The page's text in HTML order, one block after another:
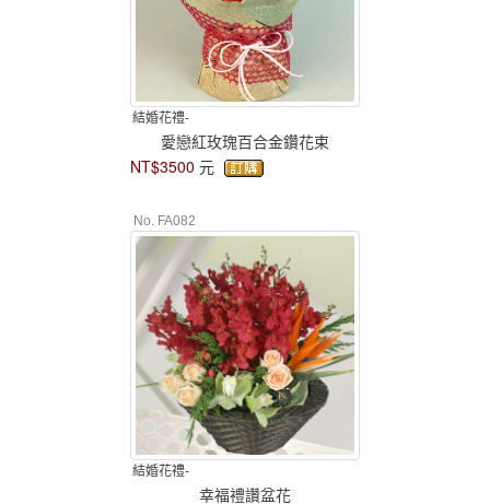
結婚花禮-
愛戀紅玫瑰百合金鑽花束
NT$3500 元
No. FA082
結婚花禮-
幸福禮讚盆花